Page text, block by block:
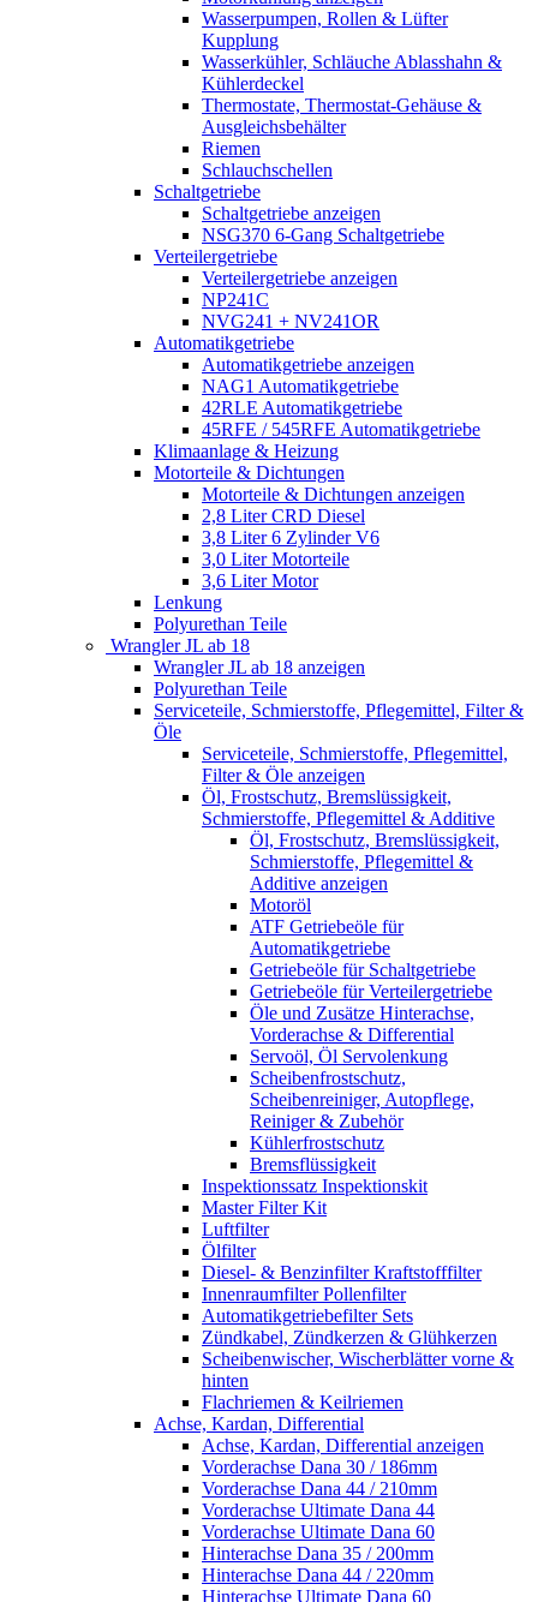
Wasserpumpen, Rollen & Lüfter
Kupplung
Wasserkühler, Schläuche Ablasshahn &
Kühlerdeckel
Thermostate, Thermostat-Gehäuse &
Ausgleichsbehälter
Riemen
Schlauchschellen
Schaltgetriebe
Schaltgetriebe anzeigen
NSG370 6-Gang Schaltgetriebe
Verteilergetriebe
Verteilergetriebe anzeigen
NP241C
NVG241 + NV241OR
Automatikgetriebe
Automatikgetriebe anzeigen
NAG1 Automatikgetriebe
42RLE Automatikgetriebe
45RFE / 545RFE Automatikgetriebe
Klimaanlage & Heizung
Motorteile & Dichtungen
Motorteile & Dichtungen anzeigen
2,8 Liter CRD Diesel
3,8 Liter 6 Zylinder V6
3,0 Liter Motorteile
3,6 Liter Motor
Lenkung
Polyurethan Teile
Wrangler JL ab 18
Wrangler JL ab 18 anzeigen
Polyurethan Teile
Serviceteile, Schmierstoffe, Pflegemittel, Filter &
Öle
Serviceteile, Schmierstoffe, Pflegemittel,
Filter & Öle anzeigen
Öl, Frostschutz, Bremslüssigkeit,
Schmierstoffe, Pflegemittel & Additive
Öl, Frostschutz, Bremslüssigkeit,
Schmierstoffe, Pflegemittel &
Additive anzeigen
Motoröl
ATF Getriebeöle für
Automatikgetriebe
Getriebeöle für Schaltgetriebe
Getriebeöle für Verteilergetriebe
Öle und Zusätze Hinterachse,
Vorderachse & Differential
Servoöl, Öl Servolenkung
Scheibenfrostschutz,
Scheibenreiniger, Autopflege,
Reiniger & Zubehör
Kühlerfrostschutz
Bremsflüssigkeit
Inspektionssatz Inspektionskit
Master Filter Kit
Luftfilter
Ölfilter
Diesel- & Benzinfilter Kraftstofffilter
Innenraumfilter Pollenfilter
Automatikgetriebefilter Sets
Zündkabel, Zündkerzen & Glühkerzen
Scheibenwischer, Wischerblätter vorne &
hinten
Flachriemen & Keilriemen
Achse, Kardan, Differential
Achse, Kardan, Differential anzeigen
Vorderachse Dana 30 / 186mm
Vorderachse Dana 44 / 210mm
Vorderachse Ultimate Dana 44
Vorderachse Ultimate Dana 60
Hinterachse Dana 35 / 200mm
Hinterachse Dana 44 / 220mm
Hinterachse Ultimate Dana 60